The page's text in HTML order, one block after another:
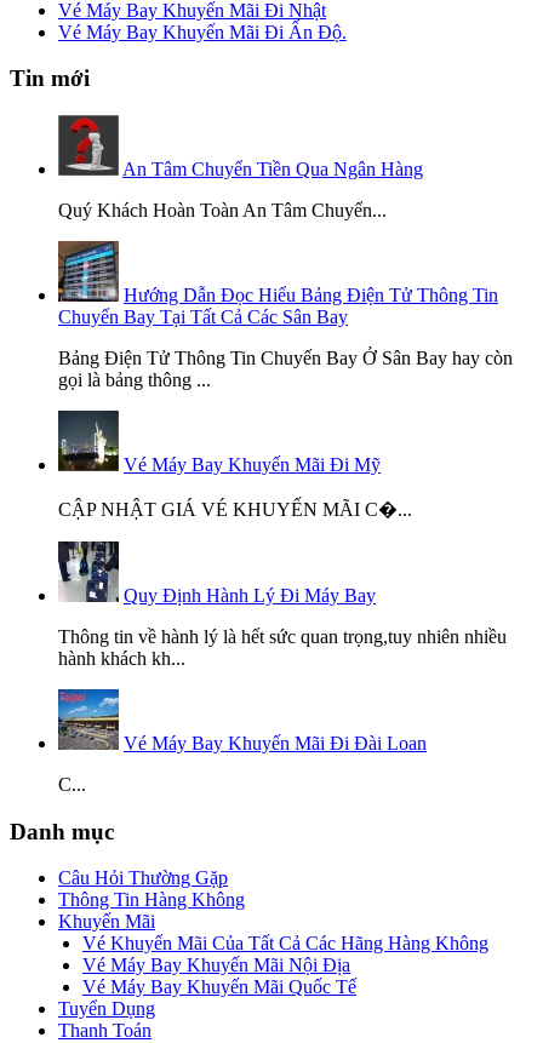
Vé Máy Bay Khuyến Mãi Đi Nhật
Vé Máy Bay Khuyến Mãi Đi Ấn Độ.
Tin mới
An Tâm Chuyển Tiền Qua Ngân Hàng
Quý Khách Hoàn Toàn An Tâm Chuyển...
Hướng Dẫn Đọc Hiểu Bảng Điện Tử Thông Tin
Chuyến Bay Tại Tất Cả Các Sân Bay
Bảng Điện Tử Thông Tin Chuyến Bay Ở Sân Bay hay còn
gọi là bảng thông ...
Vé Máy Bay Khuyến Mãi Đi Mỹ
CẬP NHẬT GIÁ VÉ KHUYẾN MÃI C�...
Quy Định Hành Lý Đi Máy Bay
Thông tin về hành lý là hết sức quan trọng,tuy nhiên nhiều
hành khách kh...
Vé Máy Bay Khuyến Mãi Đi Đài Loan
C...
Danh mục
Câu Hỏi Thường Gặp
Thông Tin Hàng Không
Khuyến Mãi
Vé Khuyến Mãi Của Tất Cả Các Hãng Hàng Không
Vé Máy Bay Khuyến Mãi Nội Địa
Vé Máy Bay Khuyến Mãi Quốc Tế
Tuyển Dụng
Thanh Toán